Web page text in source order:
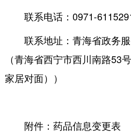
联系电话：0971-
联系地址：青海省政务服
（青海省西宁市西川南路53
家居对面））
附件： 药品信息变更表